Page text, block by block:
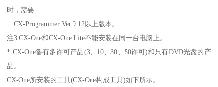
时，需要
CX-Programmer Ver.9.12以上版本。
注3.CX-One和CX-One Lite不能安装在同一台电脑上。
* CX-One备有多许可产品(3、10、30、50许可)和只有DVD光盘的产
品。
CX-One所安装的工具(CX-One构成工具)如下所示。